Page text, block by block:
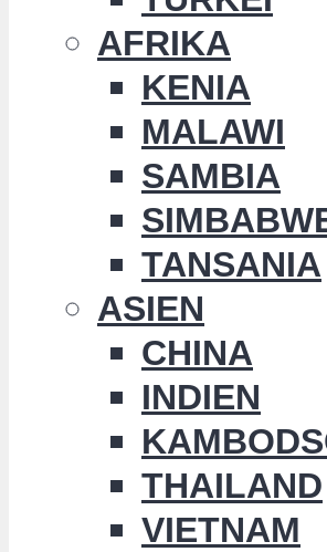
AFRIKA
KENIA
MALAWI
SAMBIA
TANSANIA
ASIEN
CHINA
INDIEN
THAILAND
VIETNAM